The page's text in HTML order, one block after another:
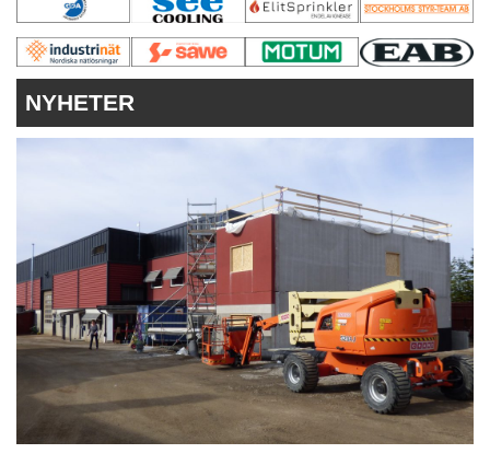
VÅRA ANDRA MAGASIN
ANNONSERA
KONTAKT
NYHETER